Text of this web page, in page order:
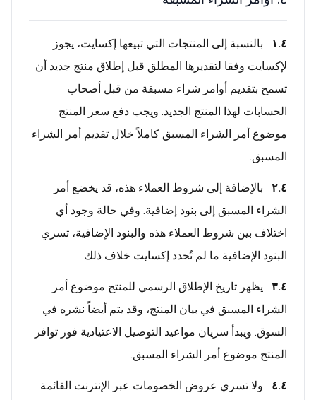
١.٤
بالنسبة إلى المنتجات التي تبيعها إكسايت، يجوز
لإكسايت وفقا لتقديرها المطلق قبل إطلاق منتج جديد أن
تسمح بتقديم أوامر شراء مسبقة من قبل أصحاب
الحسابات لهذا المنتج الجديد. ويجب دفع سعر المنتج
موضوع أمر الشراء المسبق كاملاً خلال تقديم أمر الشراء
المسبق.
٢.٤
بالإضافة إلى شروط العملاء هذه، قد يخضع أمر
الشراء المسبق إلى بنود إضافية. وفي حالة وجود أي
اختلاف بين شروط العملاء هذه والبنود الإضافية، تسري
البنود الإضافية ما لم تُحدد إكسايت خلاف ذلك.
٣.٤
يظهر تاريخ الإطلاق الرسمي للمنتج موضوع أمر
الشراء المسبق في بيان المنتج، وقد يتم أيضاً نشره في
السوق. ويبدأ سريان مواعيد التوصيل الاعتيادية فور توافر
المنتج موضوع أمر الشراء المسبق.
٤.٤
ولا تسري عروض الخصومات عبر الإنترنت القائمة